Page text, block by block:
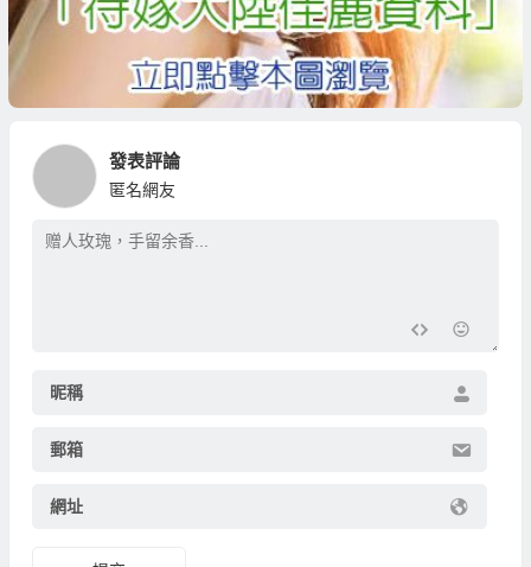
發表評論
匿名網友
昵稱
郵箱
網址